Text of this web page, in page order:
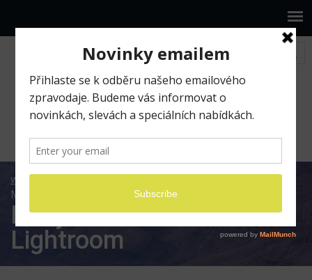
www.ilumio.cz
Nový
Macbook a Adobe Lightroom
Nový Macbook a Adobe
Lightroom